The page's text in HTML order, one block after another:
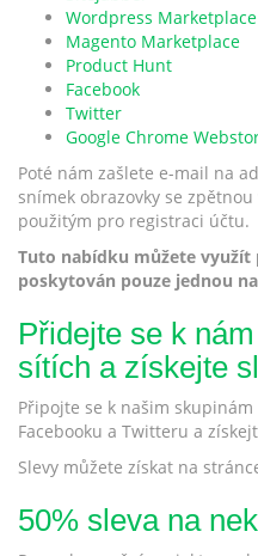
Wordpress Marketplace
Magento Marketplace
Product Hunt
Facebook
Twitter
Google Chrome
Poté nám zašlete e-mail na
snímek obrazovky se
použitým pro registraci účtu.
Tuto nabídku můžete využít
poskytován pouze jednou
Přidejte se k
sítích a získejte
Připojte se k našim
Facebooku a Twitteru a
Slevy můžete získat na
50% sleva na